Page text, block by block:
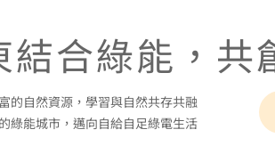
結合綠能，共
的自然資源，學習與自然共存共融
綠能城市，邁向自給自足綠電生活